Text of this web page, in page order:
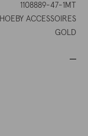
1108889-47-1MT
ACCESSOIRES
GOLD